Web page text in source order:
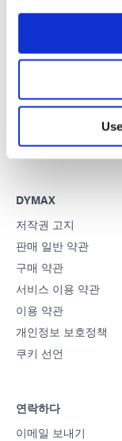
혁신적인 신속하고
화 시스템을 개발하
적용하다.
DYMAX
저작권 고지
판매 일반 약관
구매 약관
서비스 이용 약관
이용 약관
개인정보 보호정책
쿠키 선언
연락하다
이메일 보내기